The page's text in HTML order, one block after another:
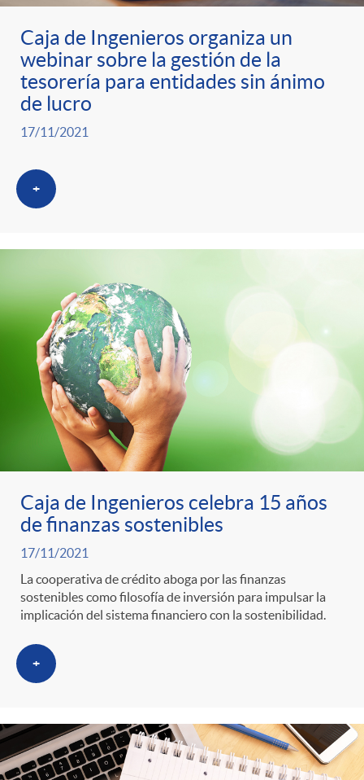
e
n
s
a
r
í
a
s
F
i
l
t
r
o
C
e
g
o
r
a
n
t
e
n
i
d
s
Caja de Ingenieros organiza un
webinar sobre la gestión de la
tesorería para entidades sin ánimo
de lucro
17/11/2021
+
Caja de Ingenieros celebra 15 años
de finanzas sostenibles
17/11/2021
La cooperativa de crédito aboga por las finanzas
sostenibles como filosofía de inversión para impulsar la
implicación del sistema financiero con la sostenibilidad.
+